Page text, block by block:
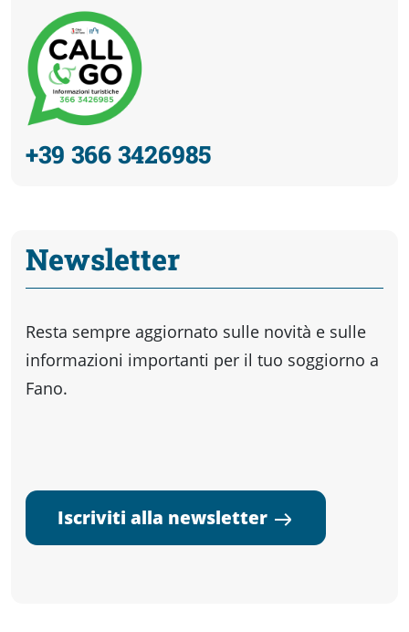
+39 366 3426985
Newsletter
Resta sempre aggiornato sulle novità e sulle
informazioni importanti per il tuo soggiorno a
Fano.
Iscriviti alla newsletter